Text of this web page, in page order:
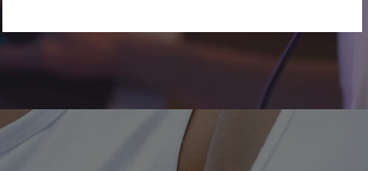
A WeDo! Entretenimento acaba de apertar
o play em uma nova fase do e-Teatro
WeDo! , a primeira casa de espetáculos
virtual e gamificada do mundo. Esta nova
temporada não só reforça a proposta de